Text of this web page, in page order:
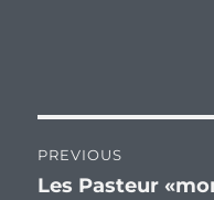
navigation
PREVIOUS
Previous
Les Pasteur